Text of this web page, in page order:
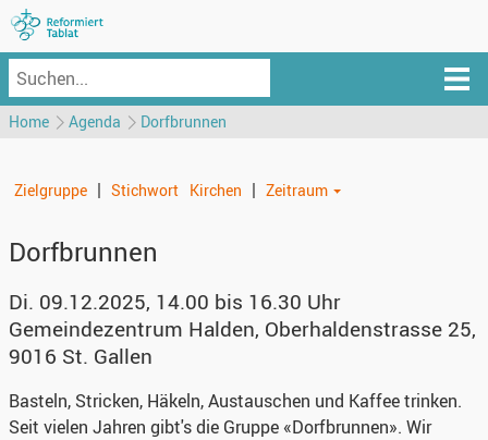
Home Agenda Dorfbrunnen
Zielgruppe | Stichwort Kirchen | Zeitraum
Dorfbrunnen
Di. 09.12.2025, 14.00 bis 16.30 Uhr
Gemeindezentrum Halden, Oberhaldenstrasse 25,
9016 St. Gallen
Basteln, Stricken, Häkeln, Austauschen und Kaffee trinken.
Seit vielen Jahren gibt's die Gruppe «Dorfbrunnen». Wir